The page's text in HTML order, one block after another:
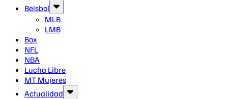
Beisbol
MLB
LMB
Box
NFL
NBA
Lucha Libre
MT Mujeres
Actualidad